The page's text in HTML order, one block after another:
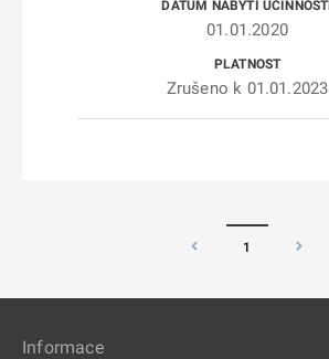
01.01.2020
Zrušeno k 01.01.2023
1
Informace